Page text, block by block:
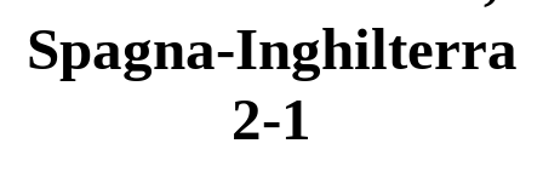
Spagna-Inghilterra
2-1